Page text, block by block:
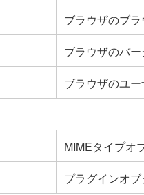
ブラウザのブラ
ブラウザのバ
ブラウザのユ
MIMEタイプオ
プラグインオブ